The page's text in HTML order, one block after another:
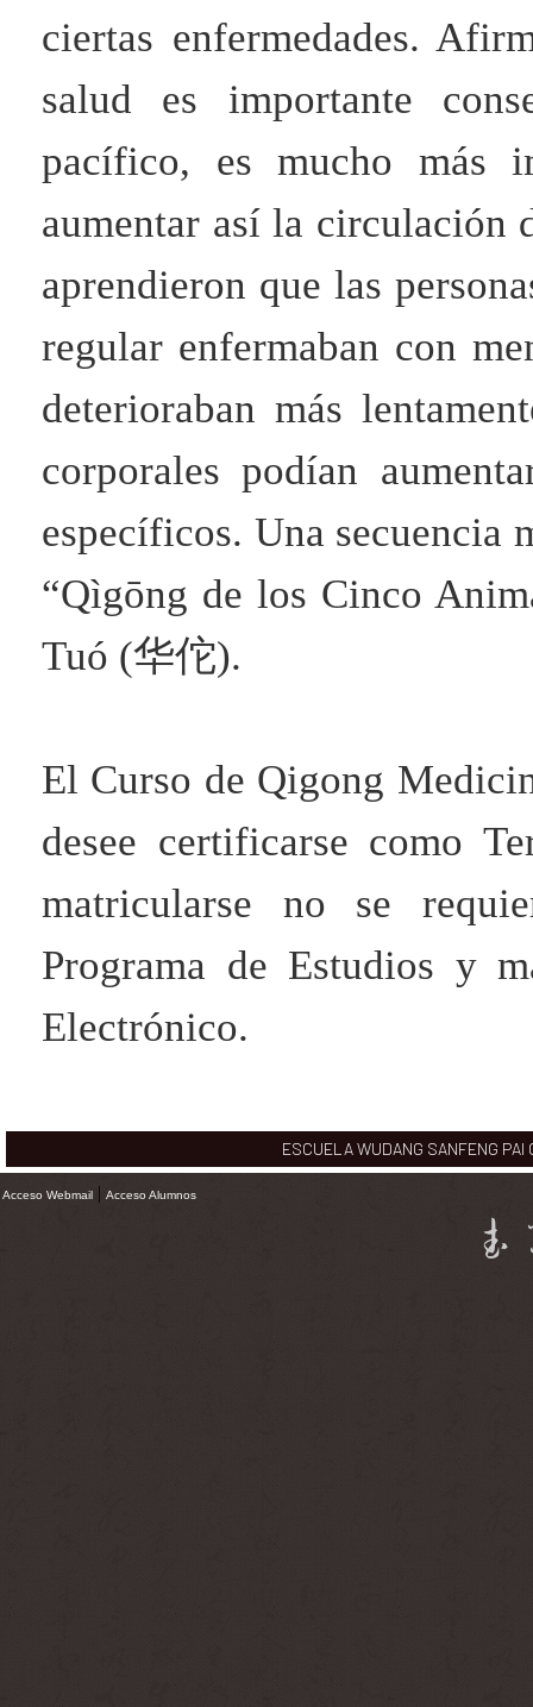
ciertas enfermedades.
salud es importante
pacífico, es mucho más
aumentar así la circulación
aprendieron que las
regular enfermaban con
deterioraban más
corporales podían
específicos. Una
“Qìgōng de los Cinco
Tuó (华佗).
El Curso de Qigong
desee certificarse como
matricularse no se
Programa de Estudios y
Electrónico.
ESCUELA WUDANG SANFENG
Acceso Webmail | Acceso Alumnos